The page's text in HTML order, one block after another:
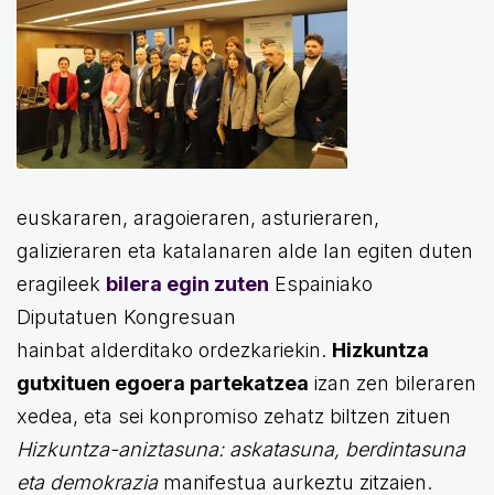
euskararen, aragoieraren, asturieraren,
galizieraren eta katalanaren alde lan egiten duten
eragileek bilera egin zuten Espainiako
Diputatuen Kongresuan
hainbat alderditako ordezkariekin. Hizkuntza
gutxituen egoera partekatzea izan zen bileraren
xedea, eta sei konpromiso zehatz biltzen zituen
Hizkuntza-aniztasuna: askatasuna, berdintasuna
eta demokraziamanifestua aurkeztu zitzaien.